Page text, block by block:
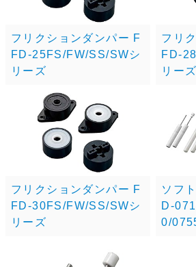
フリクションダンパー F
FD-25FS/FW/SS/SWシ
リーズ
フリ
FD-
リーズ
フリクションダンパー F
FD-30FS/FW/SS/SWシ
リーズ
ソフ
D-
0/